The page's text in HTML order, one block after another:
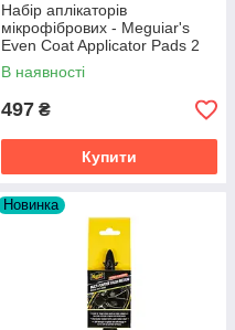
Набір аплікаторів
мікрофібрових - Meguiar's
Even Coat Applicator Pads 2
шт. білий (X3080EU)
В наявності
497 ₴
Купити
Новинка